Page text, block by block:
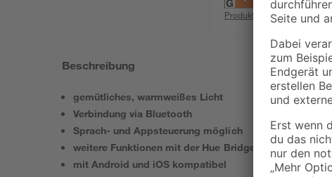
Produktdatenblatt
Beschreibung
gemütliches, warmweißes Licht
Verbindung via Bluetooth
Sprach- und Appsteuerung möglich
weitere Funktionen mit der Hue Bridge möglich
mit Android und iOS kompatibel